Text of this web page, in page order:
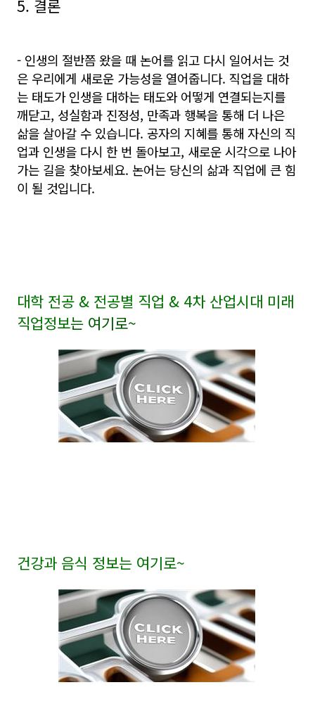
5. 결론
- 인생의 절반쯤 왔을 때 논어를 읽고 다시 일어서는 것
은 우리에게 새로운 가능성을 열어줍니다. 직업을 대하
는 태도가 인생을 대하는 태도와 어떻게 연결되는지를
깨닫고, 성실함과 진정성, 만족과 행복을 통해 더 나은
삶을 살아갈 수 있습니다. 공자의 지혜를 통해 자신의 직
업과 인생을 다시 한 번 돌아보고, 새로운 시각으로 나아
가는 길을 찾아보세요. 논어는 당신의 삶과 직업에 큰 힘
이 될 것입니다.
대학 전공 & 전공별 직업 & 4차 산업시대 미래
직업정보는 여기로~
건강과 음식 정보는 여기로~